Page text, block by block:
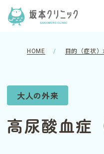
HOME 目的（症状
大人の外来
高尿酸血症